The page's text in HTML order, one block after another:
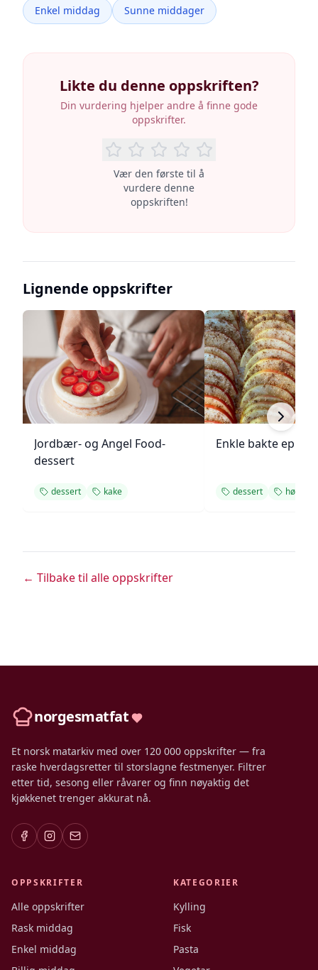
Enkel middag
Sunne middager
Likte du denne oppskriften?
Din vurdering hjelper andre å finne gode
oppskrifter.
Vær den første til å
vurdere denne
oppskriften!
Lignende oppskrifter
Jordbær- og Angel Food-
dessert
dessert kake
Enkle bakte epler
dessert høst
← Tilbake til alle oppskrifter
norgesmatfat
Et norsk matarkiv med over 120 000 oppskrifter — fra
raske hverdagsretter til storslagne festmenyer. Filtrer
etter tid, sesong eller råvarer og finn nøyaktig det
kjøkkenet trenger akkurat nå.
OPPSKRIFTER
Alle oppskrifter
Rask middag
Enkel middag
KATEGORIER
Kylling
Fisk
Pasta